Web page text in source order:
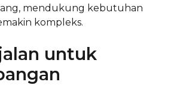
mendukung kebutuhan
kompleks.
untuk